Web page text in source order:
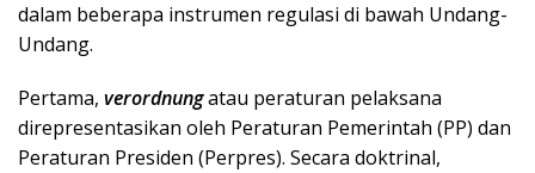
dalam beberapa instrumen regulasi di bawah Undang-
Undang.
Pertama, verordnungatau peraturan pelaksana
direpresentasikan oleh Peraturan Pemerintah (PP) dan
Peraturan Presiden (Perpres). Secara doktrinal,